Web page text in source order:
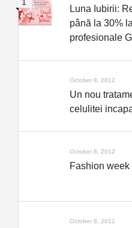
Luna Iubirii:
până la 30%
profesionale
October 8, 2012
Un nou
celulitei
October 8, 2012
Fashion
October 8, 2012